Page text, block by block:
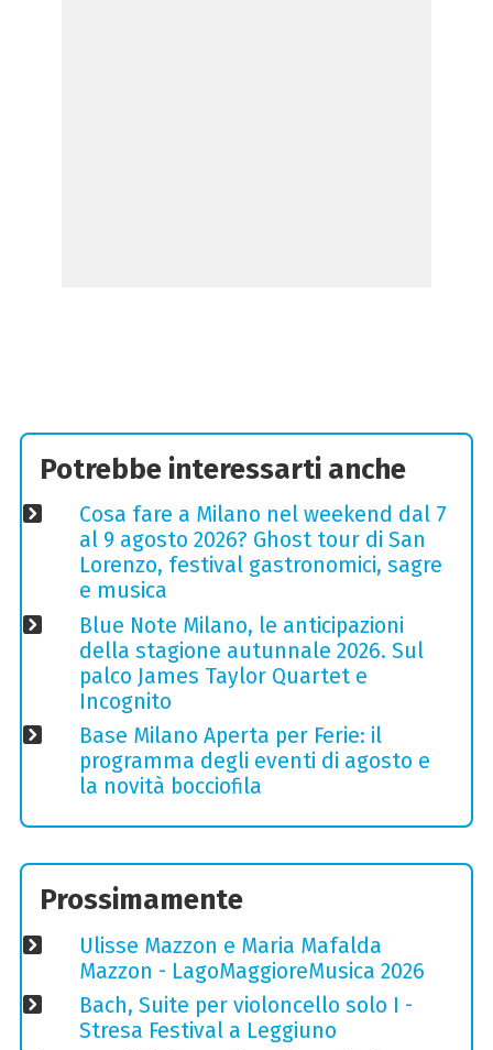
Potrebbe interessarti anche
Cosa fare a Milano nel weekend dal 7
al 9 agosto 2026? Ghost tour di San
Lorenzo, festival gastronomici, sagre
e musica
Blue Note Milano, le anticipazioni
della stagione autunnale 2026. Sul
palco James Taylor Quartet e
Incognito
Base Milano Aperta per Ferie: il
programma degli eventi di agosto e
la novità bocciofila
Prossimamente
Ulisse Mazzon e Maria Mafalda
Mazzon - LagoMaggioreMusica 2026
Bach, Suite per violoncello solo I -
Stresa Festival a Leggiuno